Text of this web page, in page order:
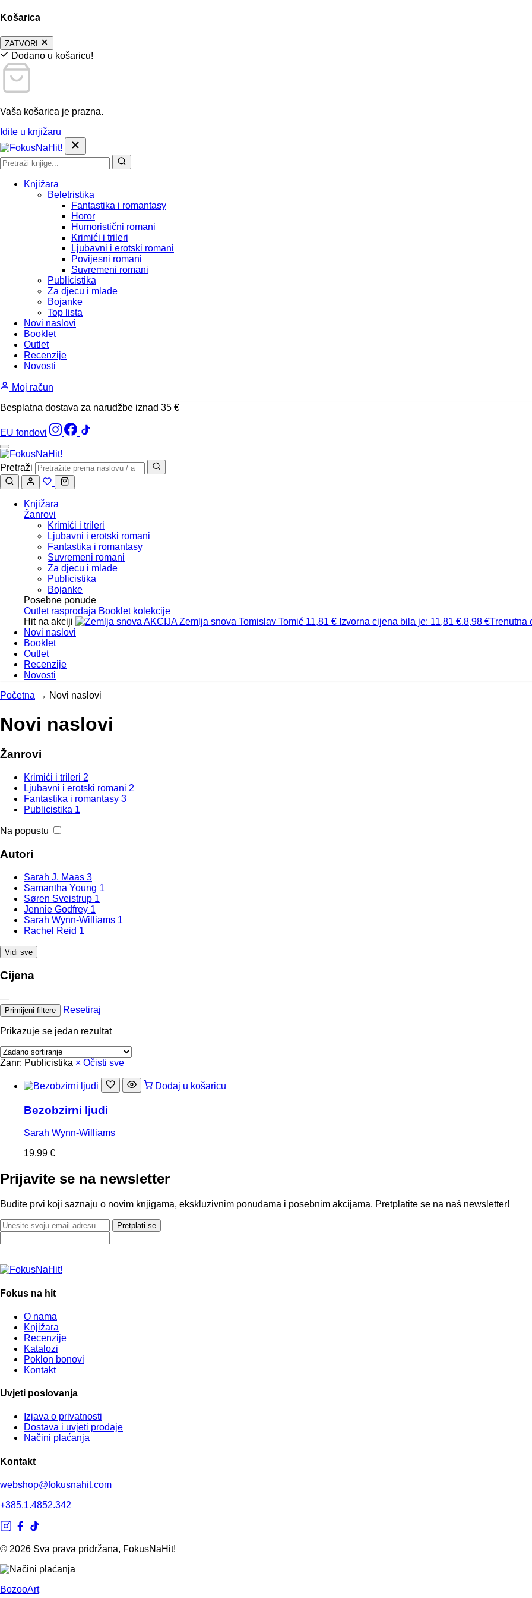
Košarica
ZATVORI
Dodano u košaricu!
Vaša košarica je prazna.
Idite u knjižaru
Knjižara
Beletristika
Fantastika i romantasy
Horor
Humoristični romani
Krimići i trileri
Ljubavni i erotski romani
Povijesni romani
Suvremeni romani
Publicistika
Za djecu i mlade
Bojanke
Top lista
Novi naslovi
Booklet
Outlet
Recenzije
Novosti
Moj račun
Besplatna dostava za narudžbe iznad 35 €
EU fondovi
Pretraži
Knjižara
Žanrovi
Krimići i trileri
Ljubavni i erotski romani
Fantastika i romantasy
Suvremeni romani
Za djecu i mlade
Publicistika
Bojanke
Posebne ponude
Outlet rasprodaja Booklet kolekcije
Hit na akciji
AKCIJA Zemlja snova Tomislav Tomić 11,81€ Izvorna cijena bila je: 11,81 €.8,98 €Trenutna
Novi naslovi
Booklet
Outlet
Recenzije
Novosti
Početna → Novi naslovi
Novi naslovi
Žanrovi
Krimići i trileri 2
Ljubavni i erotski romani 2
Fantastika i romantasy 3
Publicistika 1
Na popustu
Autori
Sarah J. Maas 3
Samantha Young 1
Søren Sveistrup 1
Jennie Godfrey 1
Sarah Wynn-Williams 1
Rachel Reid 1
Vidi sve
Cijena
—
Primijeni filtere Resetiraj
Prikazuje se jedan rezultat
Žanr: Publicistika × Očisti sve
Dodaj u košaricu
Bezobzirni ljudi
Sarah Wynn-Williams
19,99 €
Prijavite se na newsletter
Budite prvi koji saznaju o novim knjigama, ekskluzivnim ponudama i posebnim akcijama. Pretplatite se na naš newsletter!
Pretplati se
Fokus na hit
O nama
Knjižara
Recenzije
Katalozi
Poklon bonovi
Kontakt
Uvjeti poslovanja
Izjava o privatnosti
Dostava i uvjeti prodaje
Načini plaćanja
Kontakt
webshop@fokusnahit.com
+385.1.4852.342
© 2026 Sva prava pridržana, FokusNaHit!
BozooArt